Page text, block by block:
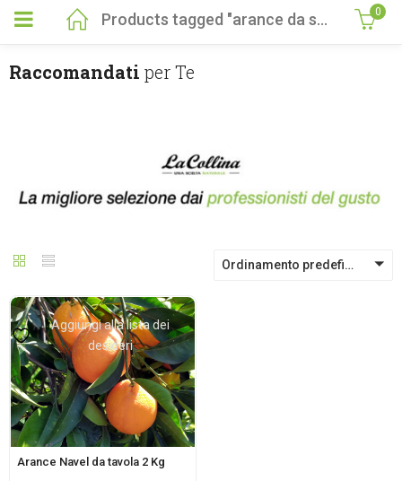
Products tagged "arance da spremuta online" 0
Raccomandati per Te
Ordinamento predefinito
Aggiungi alla lista dei
desideri
Arance Navel da tavola 2 Kg